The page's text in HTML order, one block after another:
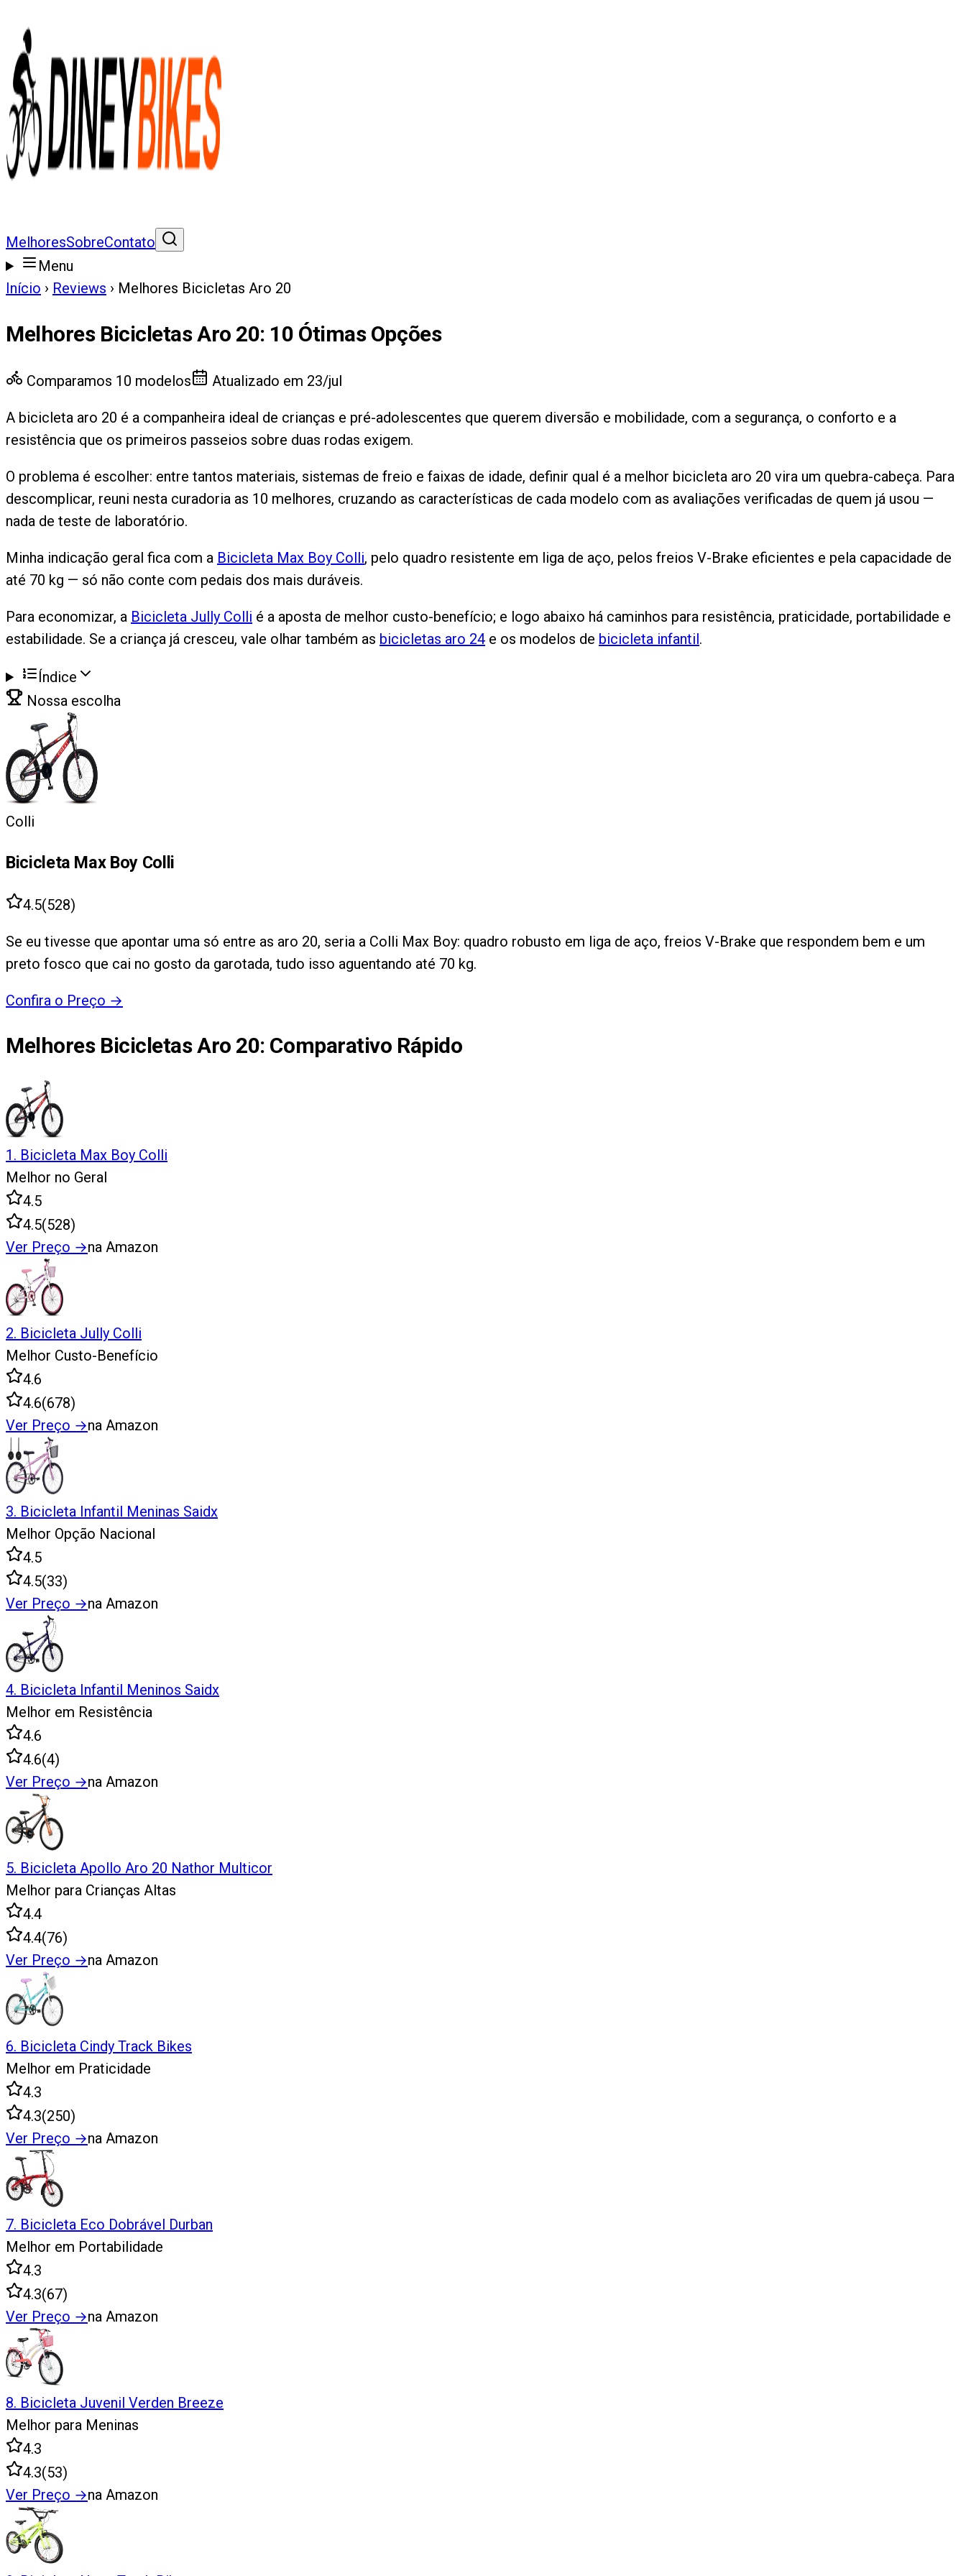
MelhoresSobreContato
Menu
Início › Reviews › Melhores Bicicletas Aro 20
Melhores Bicicletas Aro 20: 10 Ótimas Opções
Comparamos 10 modelos Atualizado em 23/jul
A bicicleta aro 20 é a companheira ideal de crianças e pré-adolescentes que querem diversão e mobilidade, com a segurança, o conforto e a
resistência que os primeiros passeios sobre duas rodas exigem.
O problema é escolher: entre tantos materiais, sistemas de freio e faixas de idade, definir qual é a melhor bicicleta aro 20 vira um quebra-cabeça. Para
descomplicar, reuni nesta curadoria as 10 melhores, cruzando as características de cada modelo com as avaliações verificadas de quem já usou —
nada de teste de laboratório.
Minha indicação geral fica com a Bicicleta Max Boy Colli, pelo quadro resistente em liga de aço, pelos freios V-Brake eficientes e pela capacidade de
até 70 kg — só não conte com pedais dos mais duráveis.
Para economizar, a Bicicleta Jully Colli é a aposta de melhor custo-benefício; e logo abaixo há caminhos para resistência, praticidade, portabilidade e
estabilidade. Se a criança já cresceu, vale olhar também as bicicletas aro 24 e os modelos de bicicleta infantil.
Índice
Nossa escolha
Colli
Bicicleta Max Boy Colli
4.5(528)
Se eu tivesse que apontar uma só entre as aro 20, seria a Colli Max Boy: quadro robusto em liga de aço, freios V-Brake que respondem bem e um
preto fosco que cai no gosto da garotada, tudo isso aguentando até 70 kg.
Confira o Preço →
Melhores Bicicletas Aro 20: Comparativo Rápido
1 . Bicicleta Max Boy Colli
Melhor no Geral
4.5
4.5(528)
Ver Preço →na Amazon
2. Bicicleta Jully Colli
Melhor Custo-Benefício
4.6
4.6(678)
Ver Preço →na Amazon
3. Bicicleta Infantil Meninas Saidx
Melhor Opção Nacional
4.5
4.5(33)
Ver Preço →na Amazon
4. Bicicleta Infantil Meninos Saidx
Melhor em Resistência
4.6
4.6(4)
Ver Preço →na Amazon
5. Bicicleta Apollo Aro 20 Nathor Multicor
Melhor para Crianças Altas
4.4
4.4(76)
Ver Preço →na Amazon
6. Bicicleta Cindy Track Bikes
Melhor em Praticidade
4.3
4.3(250)
Ver Preço →na Amazon
7. Bicicleta Eco Dobrável Durban
Melhor em Portabilidade
4.3
4.3(67)
Ver Preço →na Amazon
8. Bicicleta Juvenil Verden Breeze
Melhor para Meninas
4.3
4.3(53)
Ver Preço →na Amazon